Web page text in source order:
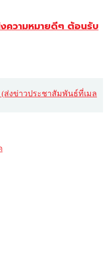
ความหมายดีๆ ต้อนรับ
(ส่งข่าวประชาสัมพันธ์ที่เมล